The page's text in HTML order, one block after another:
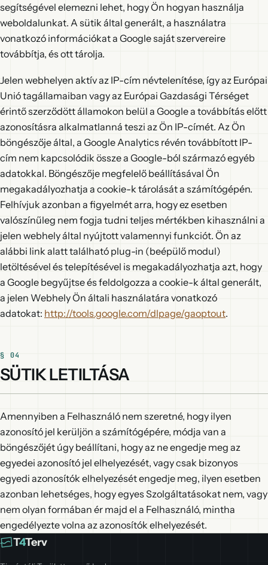
segítségével elemezni lehet, hogy Ön hogyan használja
weboldalunkat. A sütik által generált, a használatra
vonatkozó információkat a Google saját szervereire
továbbítja, és ott tárolja.
Jelen webhelyen aktív az IP-cím névtelenítése, így az Európai
Unió tagállamaiban vagy az Európai Gazdasági Térséget
érintő szerződött államokon belül a Google a továbbítás előtt
azonosításra alkalmatlanná teszi az Ön IP-címét. Az Ön
böngészője által, a Google Analytics révén továbbított IP-
cím nem kapcsolódik össze a Google-ból származó egyéb
adatokkal. Böngészője megfelelő beállításával Ön
megakadályozhatja a cookie-k tárolását a számítógépén.
Felhívjuk azonban a figyelmét arra, hogy ez esetben
valószínűleg nem fogja tudni teljes mértékben kihasználni a
jelen webhely által nyújtott valamennyi funkciót. Ön az
alábbi link alatt található plug-in (beépülő modul)
letöltésével és telepítésével is megakadályozhatja azt, hogy
a Google begyűjtse és feldolgozza a cookie-k által generált,
a jelen Webhely Ön általi használatára vonatkozó
adatokat: http://tools.google.com/dlpage/gaoptout.
SÜTIK LETILTÁSA
Amennyiben a Felhasználó nem szeretné, hogy ilyen
azonosító jel kerüljön a számítógépére, módja van a
böngészőjét úgy beállítani, hogy az ne engedje meg az
egyedei azonosító jel elhelyezését, vagy csak bizonyos
egyedi azonosítók elhelyezését engedje meg, ilyen esetben
azonban lehetséges, hogy egyes Szolgáltatásokat nem, vagy
nem olyan formában ér majd el a Felhasználó, mintha
engedélyezte volna az azonosítók elhelyezését.
T4Terv